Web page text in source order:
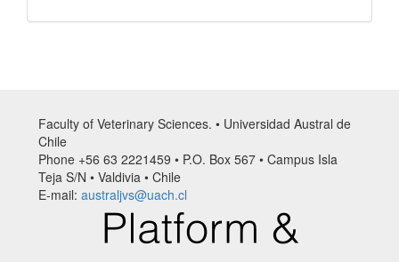
Faculty of Veterinary Sciences. • Universidad Austral de
Chile
Phone +56 63 2221459 • P.O. Box 567 • Campus Isla
Teja S/N • Valdivia • Chile
E-mail: australjvs@uach.cl